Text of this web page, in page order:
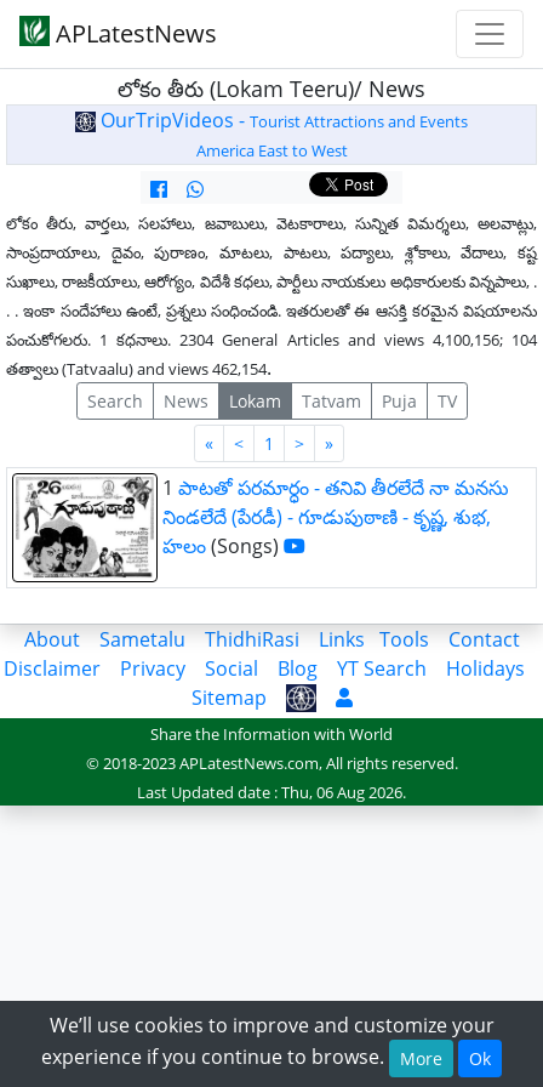
APLatestNews
లోకం తీరు (Lokam Teeru)/ News
OurTripVideos - Tourist Attractions and Events
America East to West
లోకం తీరు, వార్తలు, సలహాలు, జవాబులు, వెటకారాలు, సున్నిత విమర్శలు, అలవాట్లు,
సాంప్రదాయాలు, దైవం, పురాణం, మాటలు, పాటలు, పద్యాలు, శ్లోకాలు, వేదాలు, కష్ట
సుఖాలు, రాజకీయాలు, ఆరోగ్యం, విదేశీ కధలు, పార్టీలు నాయకులు అధికారులకు విన్నపాలు, .
. . ఇంకా సందేహాలు ఉంటే, ప్రశ్నలు సంధించండి. ఇతరులతో ఈ ఆసక్తి కరమైన విషయాలను
పంచుకోగలరు. 1 కధనాలు. 2304 General Articles and views 4,100,156; 104
తత్వాలు (Tatvaalu) and views 462,154.
Search News Lokam Tatvam Puja
TV
«First
< 1 > »Last
1 పాటతో పరమార్ధం - తనివి తీరలేదే నా మనసు
నిండలేదే (పేరడీ) - గూడుపుఠాణి - కృష్ణ, శుభ,
హలం(Songs)
About Sametalu ThidhiRasi Links Tools
Contact
Disclaimer
Privacy Social Blog YT Search
Holidays
Sitemap
Share the Information with World
© 2018-2023 APLatestNews.com, All rights reserved.
Last Updated date : Thu, 06 Aug 2026.
We’ll use cookies to improve and customize your
experience if you continue to browse.
More Ok